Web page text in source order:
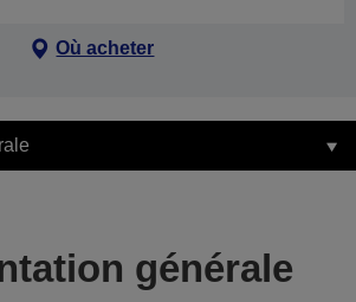
Où acheter
générale